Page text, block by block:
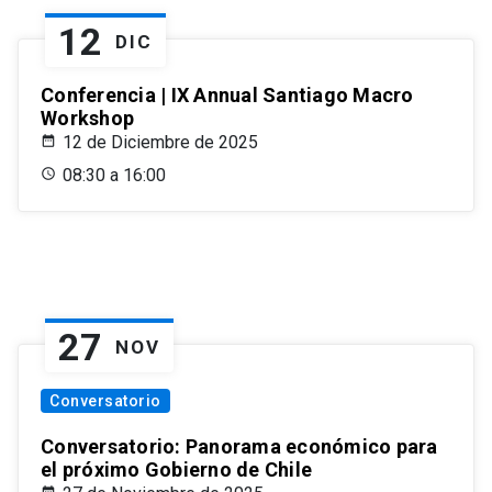
12 DIC
Conferencia | IX Annual Santiago Macro
Workshop
12 de Diciembre de 2025
08:30 a 16:00
27 NOV
Conversatorio
Conversatorio: Panorama económico para
el próximo Gobierno de Chile